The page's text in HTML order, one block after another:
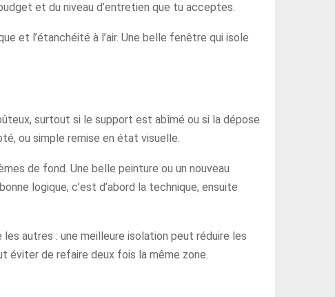
et du niveau d’entretien que tu acceptes.
et l’étanchéité à l’air. Une belle fenêtre qui isole
surtout si le support est abîmé ou si la dépose
ou simple remise en état visuelle.
de fond. Une belle peinture ou un nouveau
logique, c’est d’abord la technique, ensuite
autres : une meilleure isolation peut réduire les
éviter de refaire deux fois la même zone.